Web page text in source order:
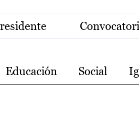
Educación Social